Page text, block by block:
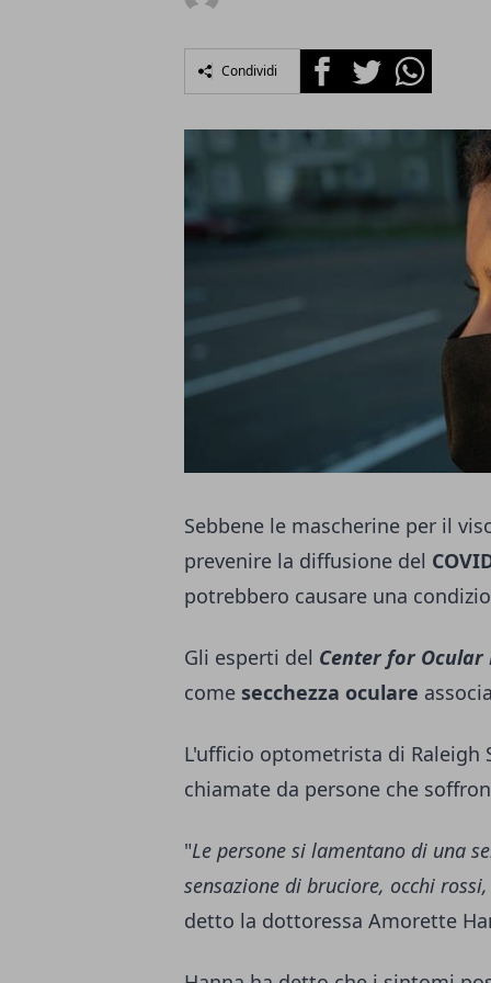
Condividi FacebookTwitterWhatsapp
Sebbene le mascherine per il
prevenire la diffusione del
potrebbero causare una
Gli esperti del Center for Ocular
come secchezza oculare
L'ufficio optometrista di Raleigh
chiamate da persone che
"Le persone si lamentano di una
sensazione di bruciore, occhi
detto la dottoressa Amorette